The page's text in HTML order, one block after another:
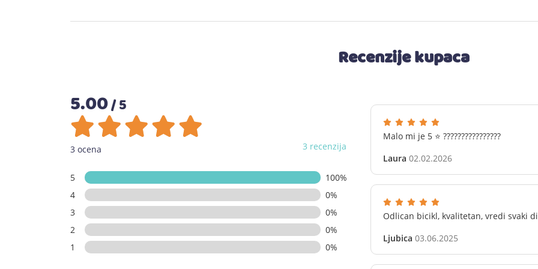
Recenzije kupaca
5.00/ 5
3 ocena 3 recenzija
5
100%
4
0%
3
0%
2
0%
1
0%
Malo mi je 5 ⭐️ ????????????????
Laura 02.02.2026
Odlican bicikl, kvalitetan, vredi svaki
Ljubica 03.06.2025